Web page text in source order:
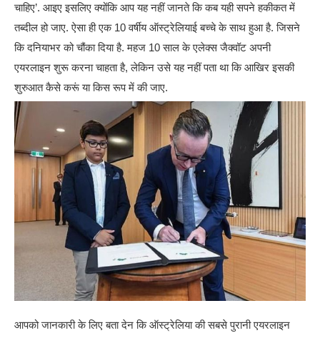
चाहिए’. आइए इसलिए क्योंकि आप यह नहीं जानते कि कब यही सपने हकीकत में
तब्दील हो जाए. ऐसा ही एक 10 वर्षीय ऑस्ट्रेलियाई बच्चे के साथ हुआ है. जिसने
कि दनियाभर को चौंका दिया है. महज 10 साल के एलेक्स जैक्वॉट अपनी
एयरलाइन शुरू करना चाहता है, लेकिन उसे यह नहीं पता था कि आखिर इसकी
शुरुआत कैसे करूं या किस रूप में की जाए.
आपको जानकारी के लिए बता देन कि ऑस्ट्रेलिया की सबसे पुरानी एयरलाइन